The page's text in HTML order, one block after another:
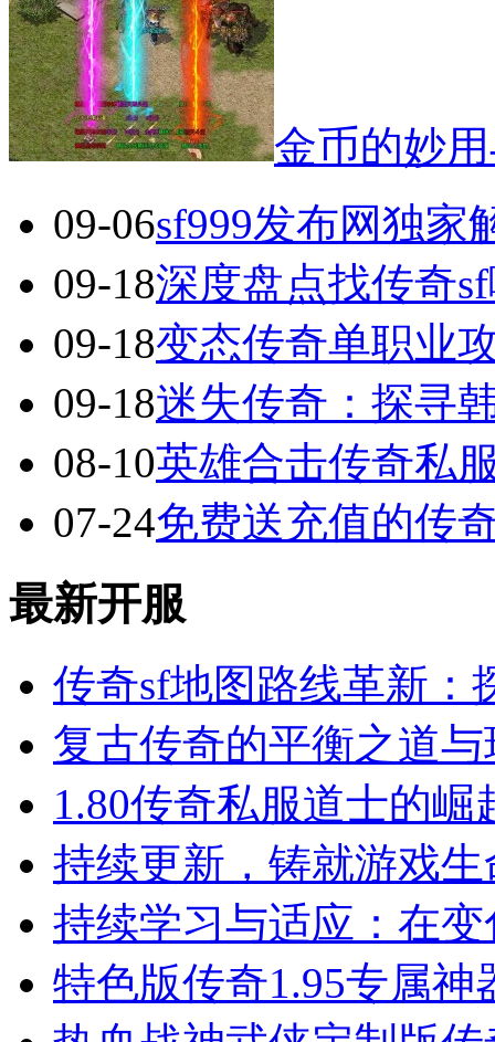
金币的妙
09-06sf999发布网独家
09-18深度盘点找传奇
09-18变态传奇单职业
09-18迷失传奇：探寻
08-10英雄合击传奇私
07-24免费送充值的传
最新开服
传奇sf地图路线革新：
复古传奇的平衡之道
1.80传奇私服道士的
持续更新，铸就游戏
持续学习与适应：在
特色版传奇1.95专属神